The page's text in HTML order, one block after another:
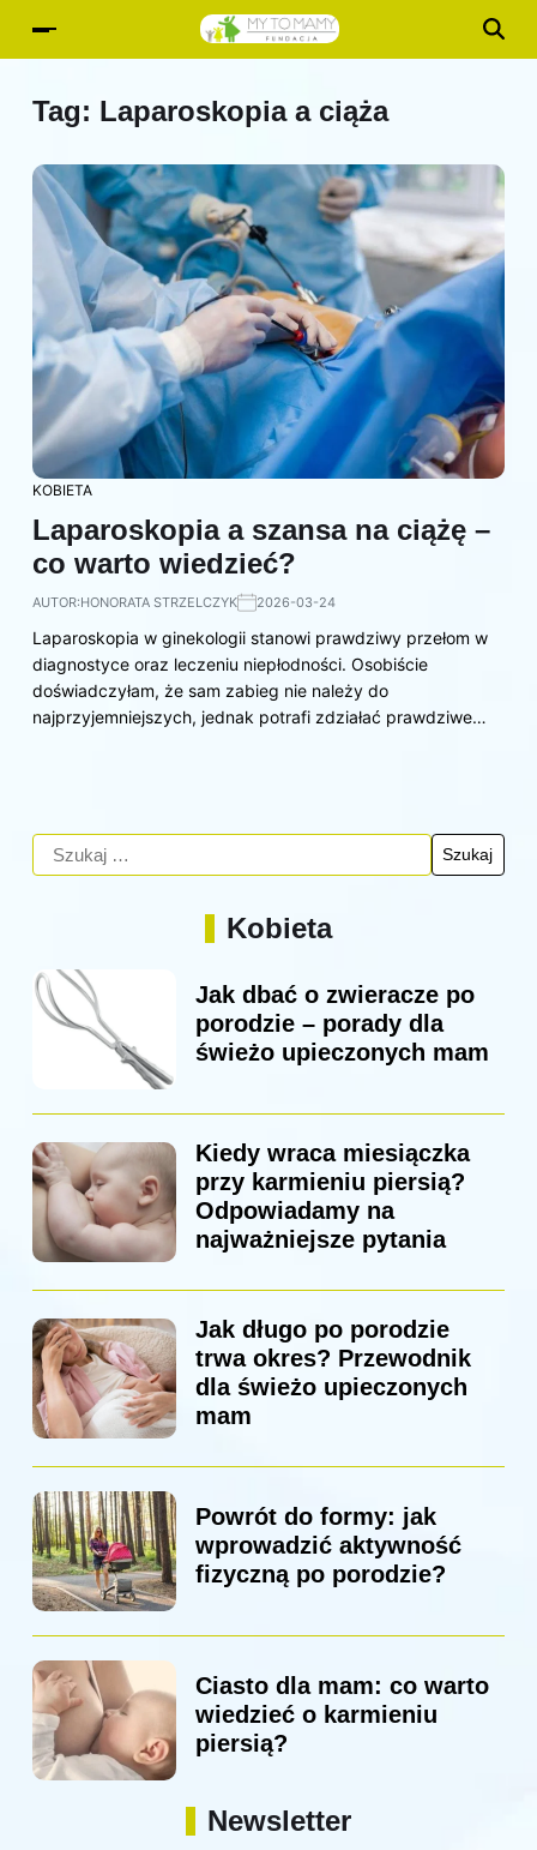
Tag: Laparoskopia a ciąża
KOBIETA
Laparoskopia a szansa na ciążę –
co warto wiedzieć?
AUTOR:HONORATA STRZELCZYK 2026-03-24
Laparoskopia w ginekologii stanowi prawdziwy przełom w
diagnostyce oraz leczeniu niepłodności. Osobiście
doświadczyłam, że sam zabieg nie należy do
najprzyjemniejszych, jednak potrafi zdziałać prawdziwe…
Kobieta
Jak dbać o zwieracze po
porodzie – porady dla
świeżo upieczonych mam
Kiedy wraca miesiączka
przy karmieniu piersią?
Odpowiadamy na
najważniejsze pytania
Jak długo po porodzie
trwa okres? Przewodnik
dla świeżo upieczonych
mam
Powrót do formy: jak
wprowadzić aktywność
fizyczną po porodzie?
Ciasto dla mam: co warto
wiedzieć o karmieniu
piersią?
Newsletter